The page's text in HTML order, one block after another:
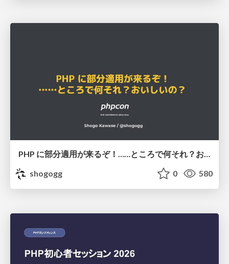
PHP に部分適用が来るぞ！……ところで何それ？おいしいの？ #phpcon / phpcon-2026
shogogg
0 580